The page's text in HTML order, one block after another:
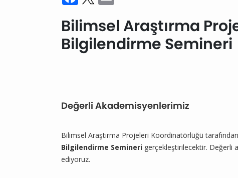
Bilimsel Araştırma
Bilgilendirme Semineri
Değerli Akademisyenlerimiz
Bilimsel Araştırma Projeleri Koordinatörlüğü
Bilgilendirme Semineri gerçekleştirilecektir. Değerli
ediyoruz.